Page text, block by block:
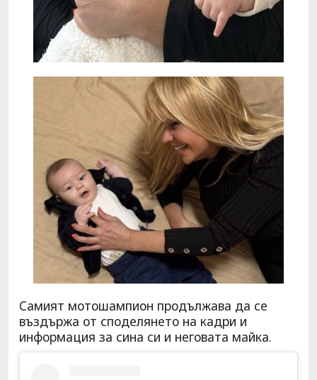
Самият мотошампион продължава да се
въздържа от споделянето на кадри и
информация за сина си и неговата майка.